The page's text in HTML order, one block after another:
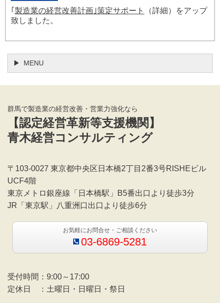
｢ 製造業の経営改善計画｣策定サポート
（詳細）をアップ
致しました。
MENU
群馬で製造業の経営改善・営業力強化なら
【認定経営革新等支援機関】
青木経営コンサルティング
〒103-0027 東京都中央区日本橋2丁目2番3号RISHEビル
UCF4階
東京メトロ銀座線「日本橋駅」B5番出口より徒歩3分
JR「東京駅」八重洲口出口より徒歩6分
お気軽にお問合せ・ご相談ください
03-6869-5281
受付時間：9:00～17:00
定休日 ：土曜日・日曜日・祭日